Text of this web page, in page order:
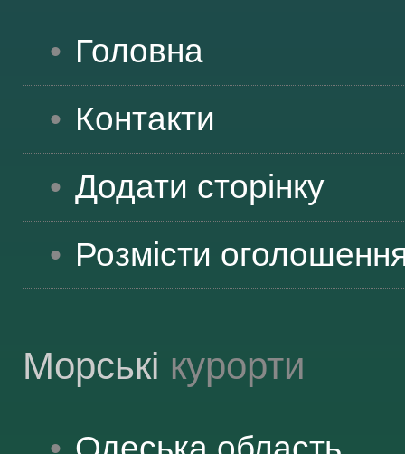
ВІДВІДУВАЧАМ
АКЦІЇ
ПОСЛУГИ
НОВЕ!
ОГОЛОШЕННЯ
ЯК ДОЇХАТИ
Головна
Контакти
Додати сторінку
Розмісти
Морські курорти